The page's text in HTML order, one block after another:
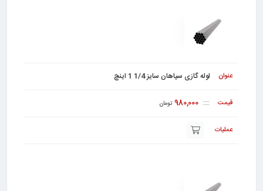
لوله گازی سپاهان سایز 1/4 1 اینچ
980,000 تومان